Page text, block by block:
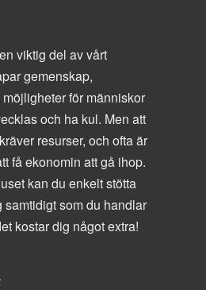
viktig del av vårt
gemenskap,
för människor
och ha kul. Men att
resurser, och ofta är
få ekonomin att gå ihop.
kan du enkelt stötta
samtidigt som du handlar
kostar dig något extra!